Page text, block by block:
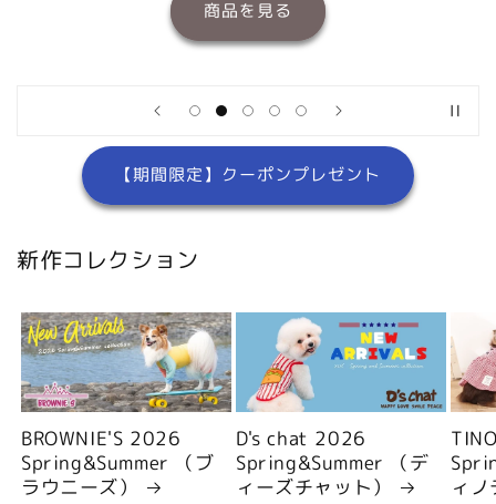
商品を見る
【期間限定】クーポンプレゼント
新作コレクション
BROWNIE'S 2026
Spring&Summer （ブ
ラウニーズ）
D's chat 2026
Spring&Summer （デ
ィーズチャット）
ィ